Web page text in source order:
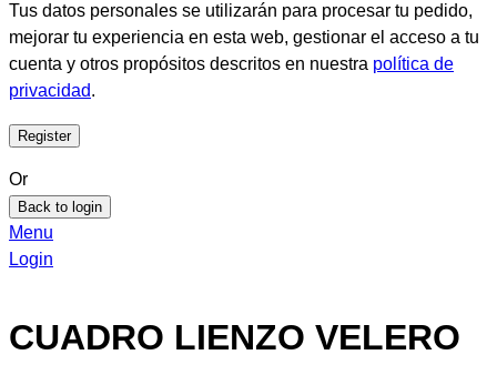
Tus datos personales se utilizarán para procesar tu pedido,
mejorar tu experiencia en esta web, gestionar el acceso a tu
cuenta y otros propósitos descritos en nuestra política de
privacidad.
Or
Back to login
Menu
Login
CUADRO LIENZO VELERO